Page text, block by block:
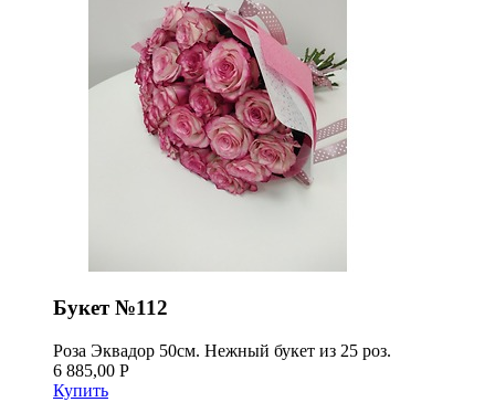
Букет №112
Роза Эквадор 50см. Нежный букет из 25 роз.
6 885,00 Р
Купить